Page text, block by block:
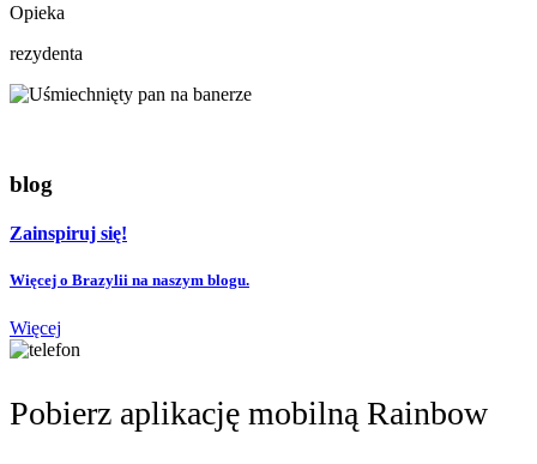
Opieka
rezydenta
blog
Zainspiruj się!
Więcej o Brazylii na naszym blogu.
Więcej
Pobierz aplikację mobilną Rainbow